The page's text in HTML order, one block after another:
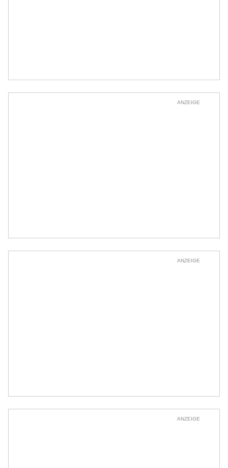
ANZEIGE
ANZEIGE
ANZEIGE